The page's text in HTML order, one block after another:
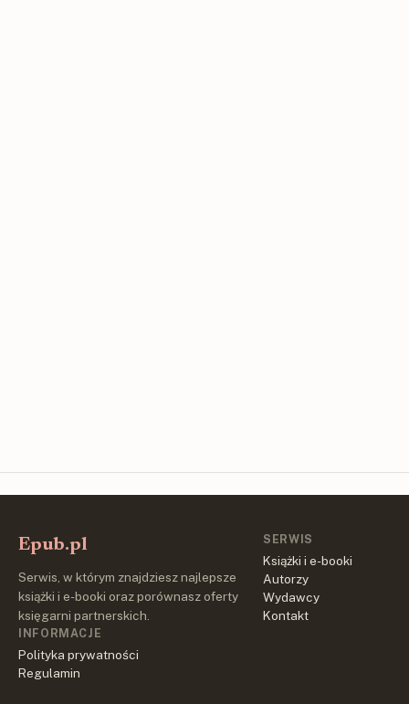
Epub.pl
Serwis, w którym znajdziesz najlepsze
książki i e-booki oraz porównasz oferty
księgarni partnerskich.
SERWIS
Książki i e-booki
Autorzy
Wydawcy
Kontakt
INFORMACJE
Polityka prywatności
Regulamin